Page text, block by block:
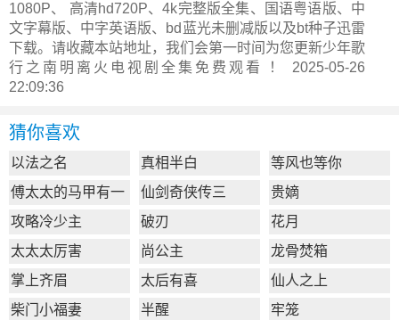
1080P、 高清hd720P、4k完整版全集、国语粤语版、中
文字幕版、中字英语版、bd蓝光未删减版以及bt种子迅雷
下载。请收藏本站地址，我们会第一时间为您更新少年歌
行之南明离火电视剧全集 免费观看 ！ 2025-05-26
22:09:36
猜你喜欢
以法之名 真相半白
等风也等你
傅太太的马甲有一
点多
仙剑奇侠传三
贵嫡
攻略冷少主
破刃
花月
太太太厉害
尚公主
龙骨焚箱
掌上齐眉
太后有喜
仙人之上
柴门小福妻
半醒 牢笼